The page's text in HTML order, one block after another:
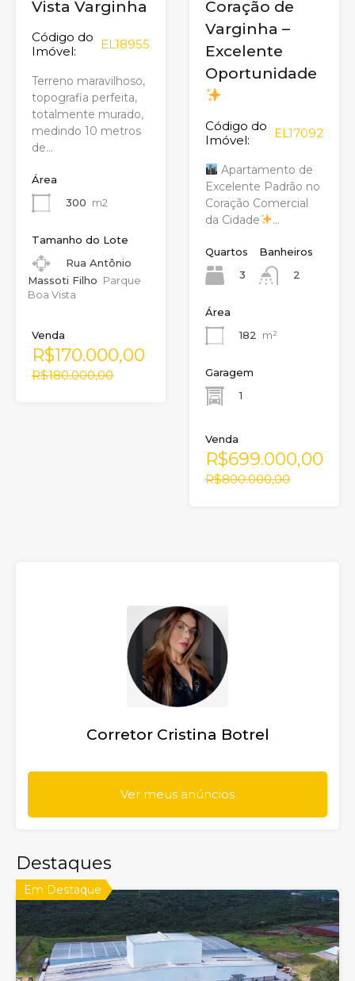
Vista Varginha
Código do
Imóvel:
EL18955
Terreno maravilhoso,
topografia perfeita,
totalmente murado,
medindo 10 metros
de…
Área
300 m2
Tamanho do Lote
Rua Antônio
Massoti Filho Parque
Boa Vista
Venda
R$170.000,00
R$180.000,00
Coração de
Varginha –
Excelente
Oportunidade
Código do
Imóvel:
EL17092
Apartamento de
Excelente Padrão no
Coração Comercial
da Cidade
…
Quartos
3
Banheiros
2
Área
182
m²
Garagem
1
Venda
R$699.000,00
R$800.000,00
Corretor Cristina Botrel
Ver meus anúncios
Destaques
Em Destaque